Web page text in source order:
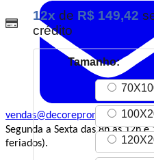
vendas@decorepronto.com.br
Segunda a Sexta das 8h às 12h
feriados).
12x de R$ 149,42
crédito
Tamanho: